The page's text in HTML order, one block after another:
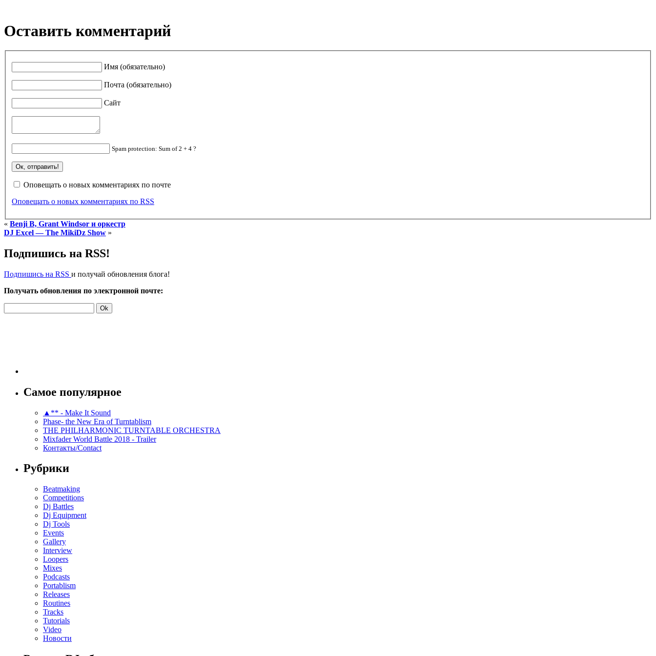
Оставить комментарий
Имя (обязательно)
Почта (обязательно)
Сайт
Spam protection: Sum of 2 + 4 ?
Оповещать о новых комментариях по почте
Оповещать о новых комментариях по RSS
« Benji B, Grant Windsor и оркестр
DJ Excel — The MikiDz Show »
Подпишись на RSS!
Подпишись на RSS и получай обновления блога!
Получать обновления по электронной почте:
Самое популярное
▲** - Make It Sound
Phase- the New Era of Turntablism
THE PHILHARMONIC TURNTABLE ORCHESTRA
Mixfader World Battle 2018 - Trailer
Контакты/Contact
Рубрики
Beatmaking
Competitions
Dj Battles
Dj Equipment
Dj Tools
Events
Gallery
Interview
Loopers
Mixes
Podcasts
Portablism
Releases
Routines
Tracks
Tutorials
Video
Новости